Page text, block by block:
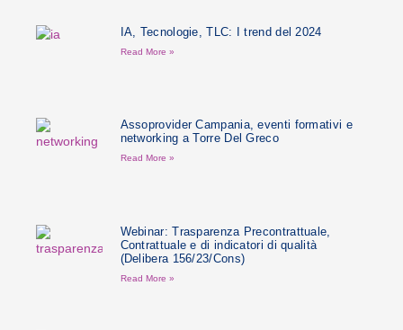
IA, Tecnologie, TLC: I trend del 2024
Read More »
Assoprovider Campania, eventi formativi e
networking a Torre Del Greco
Read More »
Webinar: Trasparenza Precontrattuale,
Contrattuale e di indicatori di qualità
(Delibera 156/23/Cons)
Read More »